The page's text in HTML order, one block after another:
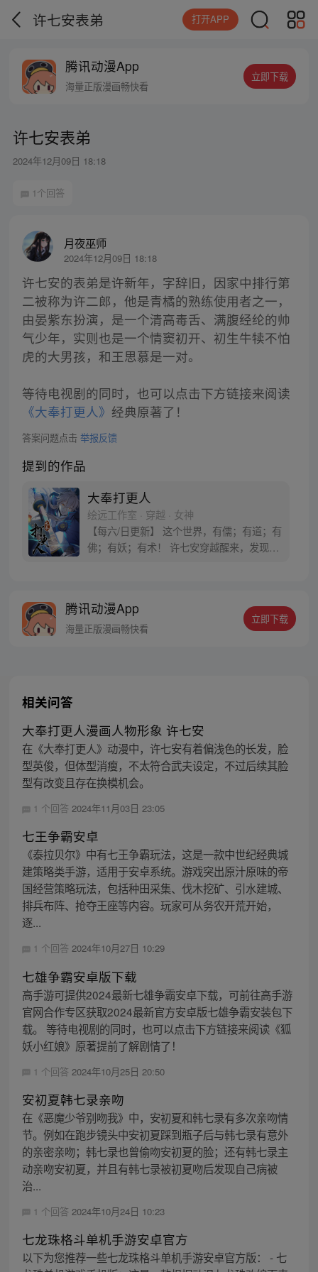
许七安表弟 打开APP
腾讯动漫App
海量正版漫画畅快看
立即下载
许七安表弟
2024年12月09日 18:18
1个回答
月夜巫师
2024年12月09日 18:18
许七安的表弟是许新年，字辞旧，因家中排行第
二被称为许二郎，他是青橘的熟练使用者之一，
由晏紫东扮演，是一个清高毒舌、满腹经纶的帅
气少年，实则也是一个情窦初开、初生牛犊不怕
虎的大男孩，和王思慕是一对。
等待电视剧的同时，也可以点击下方链接来阅读
《大奉打更人》 经典原著了！
答案问题点击 举报反馈
提到的作品
大奉打更人
绘远工作室 · 穿越 · 女神
【每六/日更新】 这个世界，有儒；有道；有
佛；有妖；有术！ 许七安穿越醒来，发现自
者卖报小郎君同名小说 QQ群号：
799493374
腾讯动漫App
海量正版漫画畅快看
立即下载
相关问答
大奉打更人漫画人物形象 许七安
在《大奉打更人》动漫中，许七安有着偏浅色的长发，脸
型英俊，但体型消瘦，不太符合武夫设定，不过后续其脸
型有改变且存在换模机会。
1 个回答 2024年11月03日 23:05
七王争霸安卓
《泰拉贝尔》中有七王争霸玩法，这是一款中世纪经典城
建策略类手游，适用于安卓系统。游戏突出原汁原味的帝
国经营策略玩法，包括种田采集、伐木挖矿、引水建城、
排兵布阵、抢夺王座等内容。玩家可从务农开荒开始，
逐...
1 个回答 2024年10月27日 10:29
七雄争霸安卓版下载
高手游可提供2024最新七雄争霸安卓下载，可前往高手游
官网合作专区获取2024最新官方安卓版七雄争霸安装包下
载。 等待电视剧的同时，也可以点击下方链接来阅读《狐
妖小红娘》原著提前了解剧情了！
1 个回答 2024年10月25日 20:50
安初夏韩七录亲吻
在《恶魔少爷别吻我》中，安初夏和韩七录有多次亲吻情
节。例如在跑步镜头中安初夏踩到瓶子后与韩七录有意外
的亲密亲吻；韩七录也曾偷吻安初夏的脸；还有韩七录主
动亲吻安初夏，并且有韩七录被初夏吻后发现自己病被
治...
1 个回答 2024年10月24日 10:23
七龙珠格斗单机手游安卓官方
以下为您推荐一些七龙珠格斗单机手游安卓官方版： - 七